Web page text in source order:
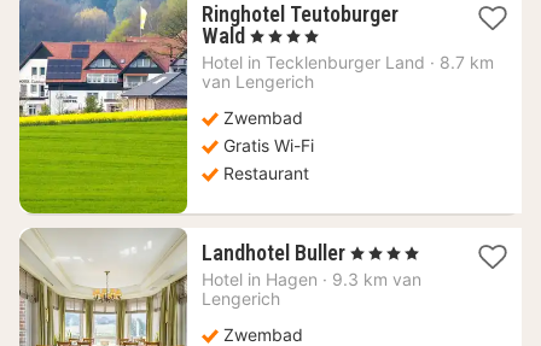
Ringhotel Teutoburger
Wald 1
nacht
vanaf
183,93
€
, 4 Sterren
Hotel in Tecklenburger Land · 8.7 km
van Lengerich
Zwembad
Gratis Wi-Fi
Restaurant
Landhotel Buller 1
nacht
, 4 Sterren
Hotel in Hagen · 9.3 km van
Lengerich
Zwembad